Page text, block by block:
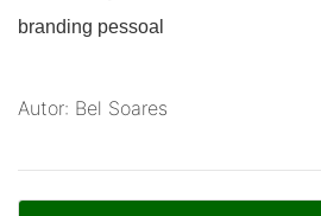
branding pessoal
Autor: Bel Soares